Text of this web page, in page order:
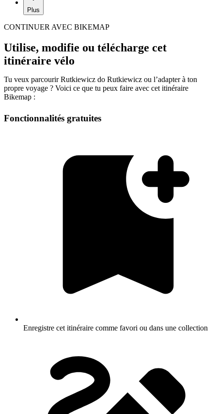
Plus
CONTINUER AVEC BIKEMAP
Utilise, modifie ou télécharge cet
itinéraire vélo
Tu veux parcourir Rutkiewicz do Rutkiewicz ou l’adapter à ton
propre voyage ? Voici ce que tu peux faire avec cet itinéraire
Bikemap :
Fonctionnalités gratuites
Enregistre cet itinéraire comme favori ou dans une collection